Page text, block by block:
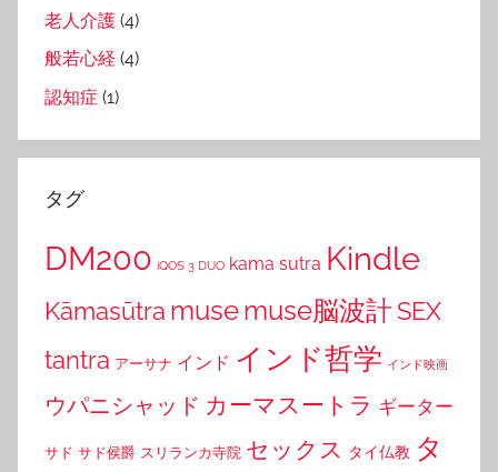
老人介護 (4)
般若心経 (4)
認知症 (1)
タグ
DM200 iQOS 3 DUO kama sutra Kindle
Kāmasūtra musemuse脳波計SEX
tantra アーサナ インド インド哲学 インド映画
ウパニシャッド カーマスートラ ギーター
サド サド侯爵 スリランカ寺院 セックス タイ仏教 タ